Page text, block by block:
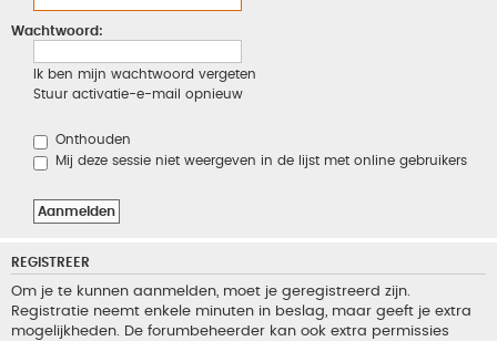
Wachtwoord:
Ik ben mijn wachtwoord vergeten
Stuur activatie-e-mail opnieuw
Onthouden
Mij deze sessie niet weergeven in de lijst met online gebruikers
REGISTREER
Om je te kunnen aanmelden, moet je geregistreerd zijn.
Registratie neemt enkele minuten in beslag, maar geeft je extra
mogelijkheden. De forumbeheerder kan ook extra permissies